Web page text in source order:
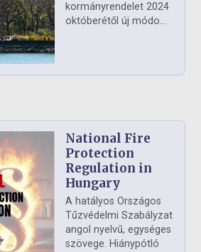
kormányrendelet 2024
októberétől új módo...
National Fire
Protection
Regulation in
Hungary
A hatályos Országos
Tűzvédelmi Szabályzat
angol nyelvű, egységes
szövege. Hiánypótló